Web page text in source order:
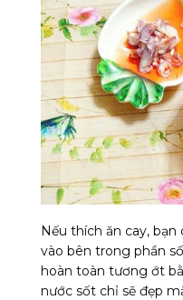
Nếu thích ăn cay,
vào bên trong phần
hoàn toàn tương ớt
nước sốt chỉ sẽ đẹp